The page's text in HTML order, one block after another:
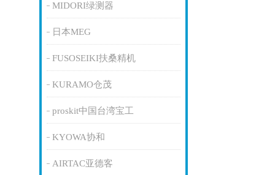
MIDORI绿测器
日本MEG
FUSOSEIKI扶桑精机
KURAMO仓茂
proskit中国台湾宝工
KYOWA协和
AIRTAC亚德客